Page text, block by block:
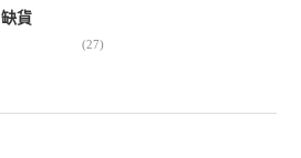
缺貨
(27)